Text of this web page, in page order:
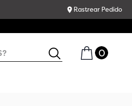
Rastrear Pedido